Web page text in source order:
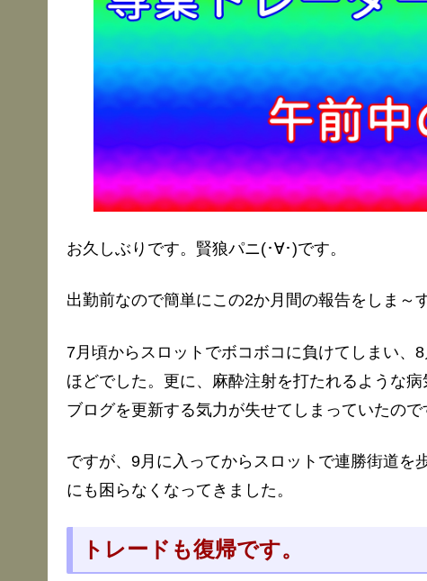
お久しぶりです。賢狼パニ(･∀･)です。
出勤前なので簡単にこの2か月間の報告をしま～す
7月頃からスロットでボコボコに負けてしまい、
ほどでした。更に、麻酔注射を打たれるような
ブログを更新する気力が失せてしまっていたので
ですが、9月に入ってからスロットで連勝街道を
にも困らなくなってきました。
トレードも復帰です。